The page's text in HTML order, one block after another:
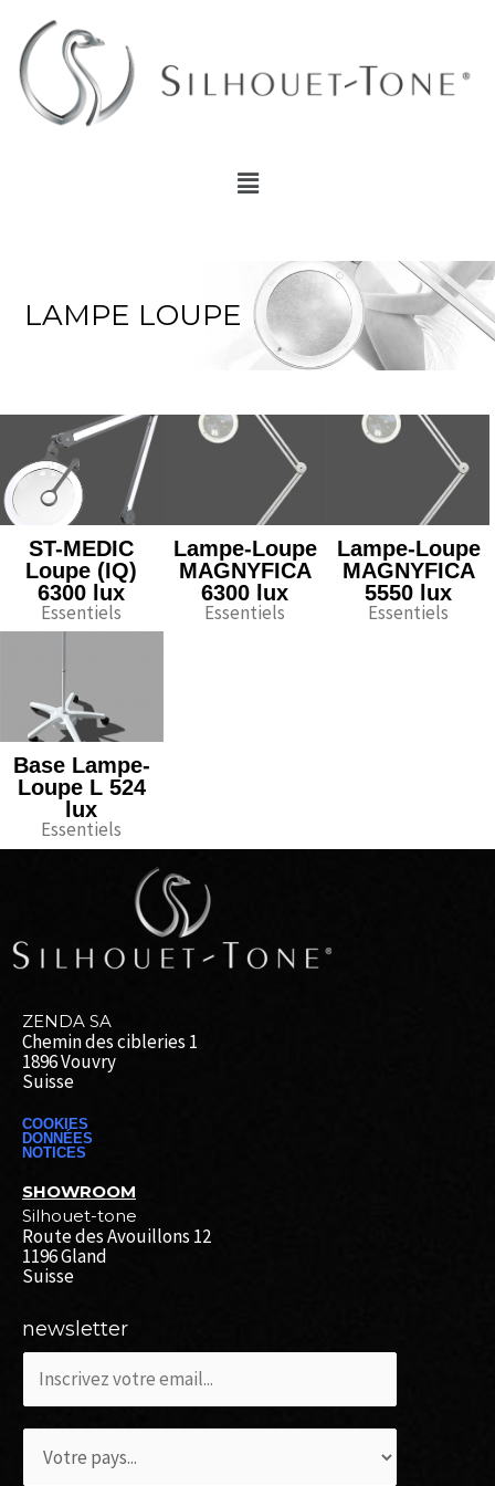
contenu
Menu
LAMPE LOUPE
ST-MEDIC
Loupe (IQ)
6300 lux
Essentiels
Lampe-Loupe
MAGNYFICA
6300 lux
Essentiels
Lampe-Loupe
MAGNYFICA
5550 lux
Essentiels
Base Lampe-
Loupe L 524
lux
Essentiels
ZENDA SA
Chemin des cibleries 1
1896 Vouvry
Suisse
COOKIES
DONNÉES
NOTICES
SHOWROOM
Silhouet-tone
Route des Avouillons 12
1196 Gland
Suisse
newsletter
o
u
i